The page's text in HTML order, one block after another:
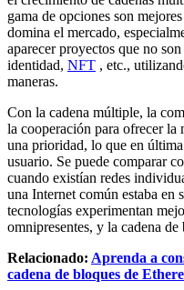
gama de opciones son
domina el mercado,
aparecer proyectos que no
identidad, NFT , etc.,
maneras.
Con la cadena múltiple, la
la cooperación para ofrecer la
una prioridad, lo que en
usuario. Se puede comparar
cuando existían redes
una Internet común estaba en
tecnologías experimentan
omnipresentes, y la cadena
Relacionado: Aprenda a
cadena de bloques de